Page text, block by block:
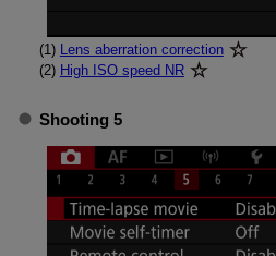
(1) Lens aberration correction
(2) High ISO speed NR
Shooting 5